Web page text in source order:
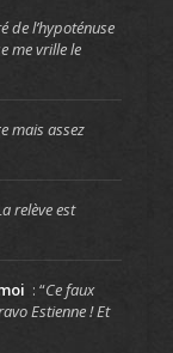
de l’hypoténuse
me vrille le
mais assez
relève est
: “Ce faux
Estienne ! Et